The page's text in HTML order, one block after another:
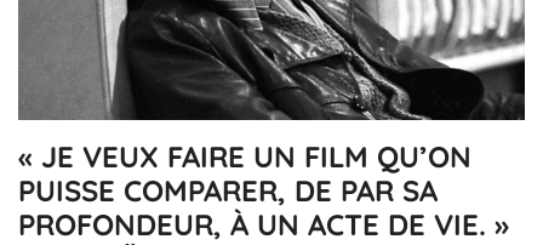
« JE VEUX FAIRE UN FILM QU’ON
PUISSE COMPARER, DE PAR SA
PROFONDEUR, À UN ACTE DE VIE. »